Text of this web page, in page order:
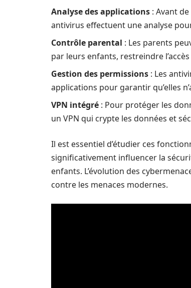
Analyse des applications : Avant
antivirus effectuent une analyse
Contrôle parental : Les parents
par leurs enfants, restreindre
Gestion des permissions : Les
applications pour garantir qu’elles
VPN intégré : Pour protéger les
un VPN qui crypte les données et
Il est essentiel d’étudier ces
significativement influencer la
enfants. L’évolution des
contre les menaces modernes.